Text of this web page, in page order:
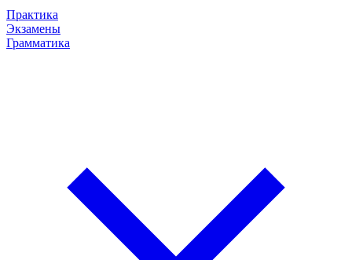
Практика
Экзамены
Грамматика